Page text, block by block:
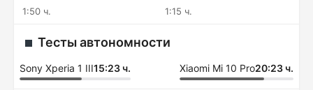
1:50 ч.
1:15 ч.
Тесты автономности
Sony Xperia 1 III15:23 ч. Xiaomi Mi 10 Pro20:23 ч.